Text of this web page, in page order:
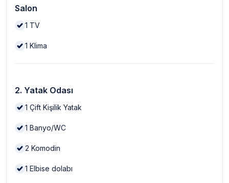
Salon
1 TV
1 Klima
2. Yatak Odası
1 Çift Kişilik Yatak
1 Banyo/WC
2 Komodin
1 Elbise dolabı